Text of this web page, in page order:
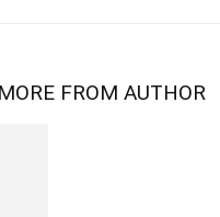
MORE FROM AUTHOR